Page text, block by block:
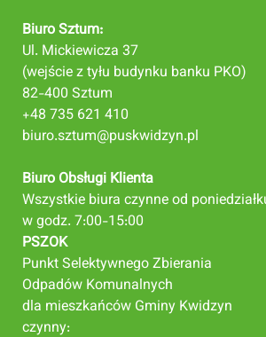
Biuro Sztum:
Ul. Mickiewicza 37
(wejście z tyłu budynku banku PKO)
82-400 Sztum
+48 735 621 410
biuro.sztum@puskwidzyn.pl
Biuro Obsługi Klienta
Wszystkie biura czynne od
w godz. 7:00-15:00
PSZOK
Punkt Selektywnego Zbierania
Odpadów Komunalnych
dla mieszkańców Gminy Kwidzyn
czynny: